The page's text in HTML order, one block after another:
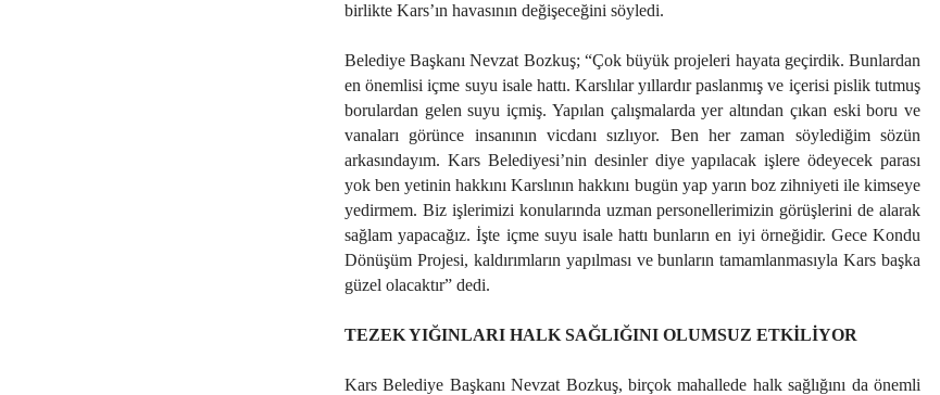
birlikte Kars’ın havasının değişeceğini söyledi.
Belediye Başkanı Nevzat Bozkuş; “Çok büyük projeleri hayata geçirdik. Bunlardan
en önemlisi içme suyu isale hattı. Karslılar yıllardır paslanmış ve içerisi pislik tutmuş
borulardan gelen suyu içmiş. Yapılan çalışmalarda yer altından çıkan eski boru ve
vanaları görünce insanının vicdanı sızlıyor. Ben her zaman söylediğim sözün
arkasındayım. Kars Belediyesi’nin desinler diye yapılacak işlere ödeyecek parası
yok ben yetinin hakkını Karslının hakkını bugün yap yarın boz zihniyeti ile kimseye
yedirmem. Biz işlerimizi konularında uzman personellerimizin görüşlerini de alarak
sağlam yapacağız. İşte içme suyu isale hattı bunların en iyi örneğidir. Gece Kondu
Dönüşüm Projesi, kaldırımların yapılması ve bunların tamamlanmasıyla Kars başka
güzel olacaktır” dedi.
TEZEK YIĞINLARI HALK SAĞLIĞINI OLUMSUZ ETKİLİYOR
Kars Belediye Başkanı Nevzat Bozkuş, birçok mahallede halk sağlığını da önemli